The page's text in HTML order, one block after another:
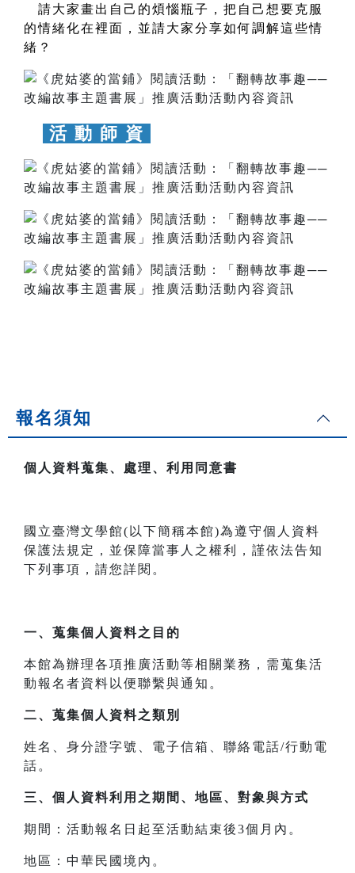
請大家畫出自己的煩惱瓶子，把自己想要克服
的情緒化在裡面，並請大家分享如何調解這些情
緒？
活 動 師 資
報名須知
個人資料蒐集、處理、利用同意書
國立臺灣文學館(以下簡稱本館)為遵守個人資料
保護法規定，並保障當事人之權利，謹依法告知
下列事項，請您詳閱。
一、 蒐集個人資料之目的
本館為辦理各項推廣活動等相關業務，需蒐集活
動報名者資料以便聯繫與通知。
二、 蒐集個人資料之類別
姓名、身分證字號、電子信箱、聯絡電話/行動電
話。
三、 個人資料利用之期間、地區、對象與方式
期間：活動報名日起至活動結束後3個月內。
地區：中華民國境內。